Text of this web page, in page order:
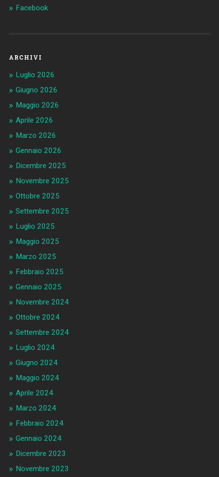
Facebook
ARCHIVI
Luglio 2026
Giugno 2026
Maggio 2026
Aprile 2026
Marzo 2026
Gennaio 2026
Dicembre 2025
Novembre 2025
Ottobre 2025
Settembre 2025
Luglio 2025
Maggio 2025
Marzo 2025
Febbraio 2025
Gennaio 2025
Novembre 2024
Ottobre 2024
Settembre 2024
Luglio 2024
Giugno 2024
Maggio 2024
Aprile 2024
Marzo 2024
Febbraio 2024
Gennaio 2024
Dicembre 2023
Novembre 2023